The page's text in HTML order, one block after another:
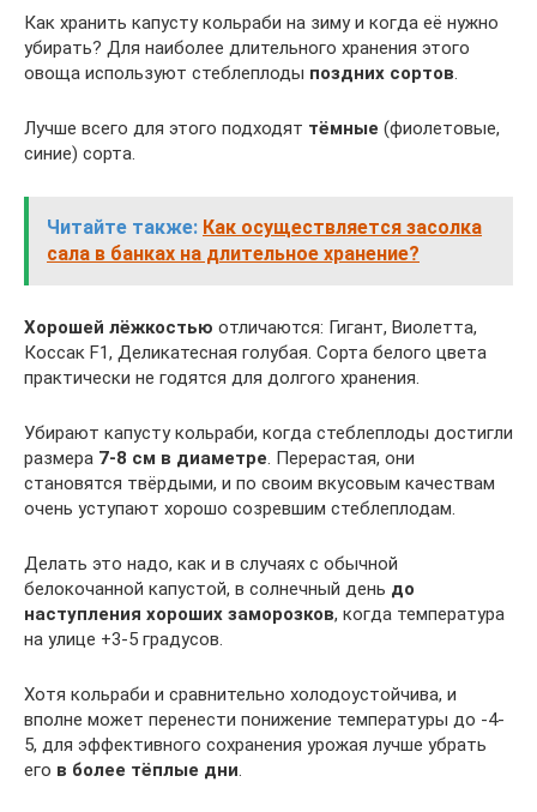
Как хранить капусту кольраби на зиму и когда её нужно
убирать? Для наиболее длительного хранения этого
овоща используют стеблеплоды поздних сортов.
Лучше всего для этого подходят тёмные (фиолетовые,
синие) сорта.
Читайте также: Как осуществляется засолка
сала в банках на длительное хранение?
Хорошей лёжкостью отличаются: Гигант, Виолетта,
Коссак F1, Деликатесная голубая. Сорта белого цвета
практически не годятся для долгого хранения.
Убирают капусту кольраби, когда стеблеплоды достигли
размера 7-8 см в диаметре. Перерастая, они
становятся твёрдыми, и по своим вкусовым качествам
очень уступают хорошо созревшим стеблеплодам.
Делать это надо, как и в случаях с обычной
белокочанной капустой, в солнечный день до
наступления хороших заморозков, когда температура
на улице +3-5 градусов.
Хотя кольраби и сравнительно холодоустойчива, и
вполне может перенести понижение температуры до -4-
5, для эффективного сохранения урожая лучше убрать
его в более тёплые дни.